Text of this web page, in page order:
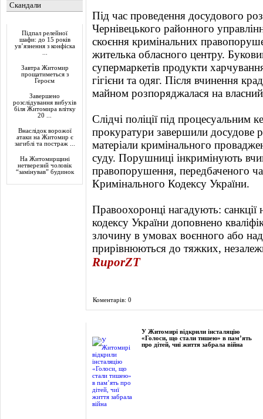
Скандали
Підпал релейної
шафи: до 15 років
ув’язнення з конфіска
Завтра Житомир
прощатиметься з
Героєм
Завершено
розслідування вибухів
біля Житомира влітку
20 ...
Внаслідок ворожої
атаки на Житомир є
загиблі та постраж ...
На Житомирщині
нетверезий чоловік
“замінував” будинок
Під час проведення досудового
Чернівецького районного
скоєння кримінальних
жителька обласного центру.
супермаркетів продукти
гігієни та одяг. Після вчинення
майном розпоряджалася на
Слідчі поліції під процесуальним
прокуратури завершили досудове
матеріали кримінального
суду. Порушниці інкримінують
правопорушення, передбаченого
Кримінального Кодексу України.
Правоохоронці нагадують: санкції
кодексу України доповнено
злочину в умовах воєнного або
прирівнюються до тяжких,
RuporZT
Коментарів: 0
У Житомирі відкрили інсталяцію
«Голоси, що стали тишею» в пам’ять
про дітей, чиї життя забрала війна